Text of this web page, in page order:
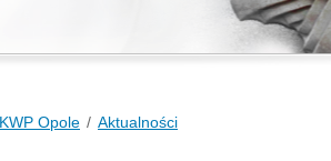
KWP Opole Aktualności